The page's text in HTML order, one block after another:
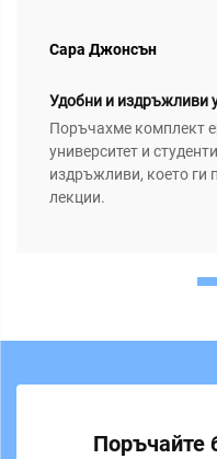
Сара Джонсън
Удобни и издръжливи
Поръчахме комплект
университет и
издръжливи, което ги
лекции.
Поръчайте